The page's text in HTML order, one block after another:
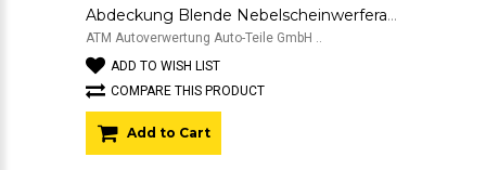
Abdeckung Blende Nebelscheinwerferabdeckung rechts Audi A3 8P Beifahrerseite
ATM Autoverwertung Auto-Teile GmbH ..
ADD TO WISH LIST
COMPARE THIS PRODUCT
Add to Cart